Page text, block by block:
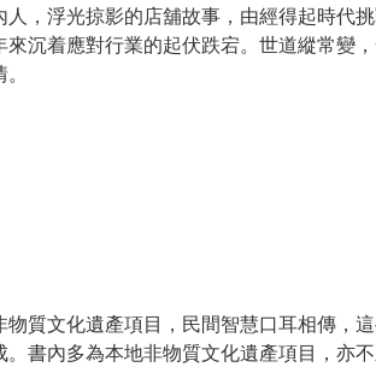
人，浮光掠影的店舖故事，由經得起時代
來沉着應對行業的起伏跌宕。世道縱常變
物質文化遺產項目，民間智慧口耳相傳，
。書內多為本地非物質文化遺產項目，亦